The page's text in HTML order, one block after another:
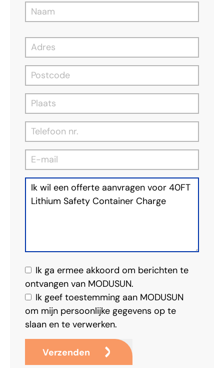
Ik ga ermee akkoord om berichten te
ontvangen van MODUSUN.
Ik geef toestemming aan MODUSUN
om mijn persoonlijke gegevens op te
slaan en te verwerken.
Verzenden